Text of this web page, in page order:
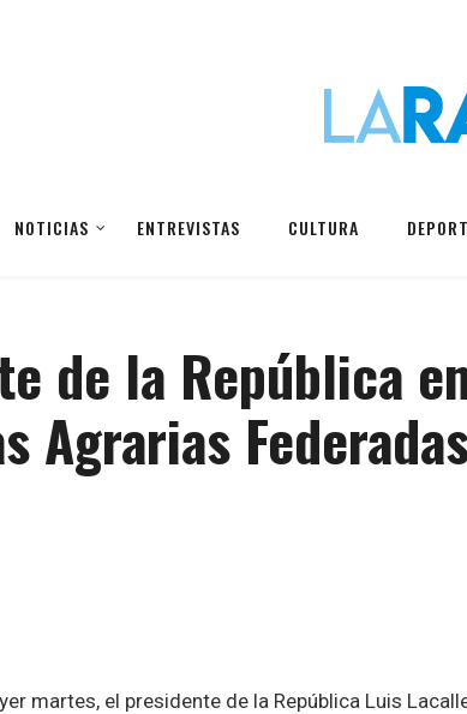
NOTICIAS ENTREVISTAS CULTURA
de la República
Agrarias
martes, el presidente de la República Luis